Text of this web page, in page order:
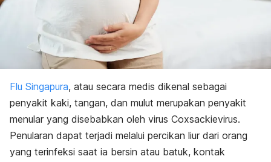
Flu Singapura, atau secara medis dikenal sebagai
penyakit kaki, tangan, dan mulut merupakan penyakit
menular yang disebabkan oleh virus Coxsackievirus.
Penularan dapat terjadi melalui percikan liur dari orang
yang terinfeksi saat ia bersin atau batuk, kontak